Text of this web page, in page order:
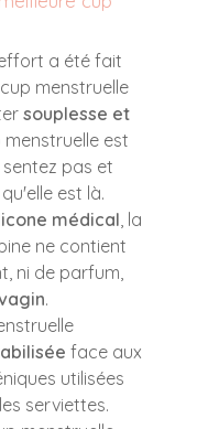
a été fait
menstruelle
souplesse et
menstruelle est
pas et
est là.
médical , la
ne contient
ni de parfum,
.
face aux
utilisées
serviettes.